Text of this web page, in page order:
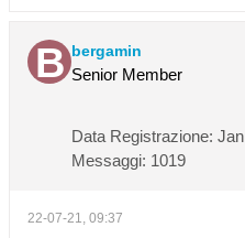
bergamin
Senior Member
Data Registrazione:
Messaggi: 1019
22-07-21, 09:37